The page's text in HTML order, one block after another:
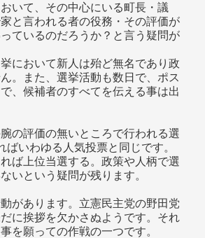
いて、その中心にいる町長・議
と言われる者の役務・その評価が
ているのだろうか？と言う疑問が
において新人は殆ど無名であり政
。また、選挙活動も数日で、ポス
、候補者のすべてを伝える事は出
の評価の無いところで行われる選
ばいわゆる人気投票と同じです。
ば上位当選する。政策や人柄で選
いという疑問が残ります。
があります。立憲民主党の野田党
に挨拶を欠かさぬようです。それ
を願っての作戦の一つです。